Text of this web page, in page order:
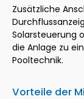
Zusätzliche
Solarsteuerung
die Anlage zu
Pooltechnik.
Vorteile der